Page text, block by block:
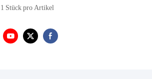
1 Stück pro Artikel